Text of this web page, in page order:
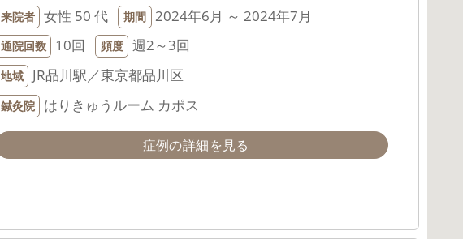
来院者 女性 50 代 期間 2024年6月 ～ 2024年7月
通院回数 10回 頻度 週2～3回
地域 JR品川駅／東京都品川区
鍼灸院 はりきゅうルーム カポス
症例の詳細を見る